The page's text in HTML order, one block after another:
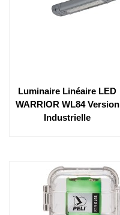
Luminaire Linéaire LED
WARRIOR WL84 Version
Industrielle